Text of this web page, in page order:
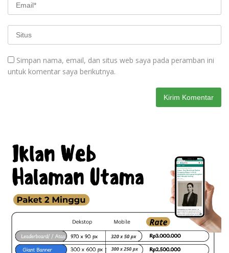
Simpan nama, email, dan situs web saya pada peramban ini
untuk komentar saya berikutnya.